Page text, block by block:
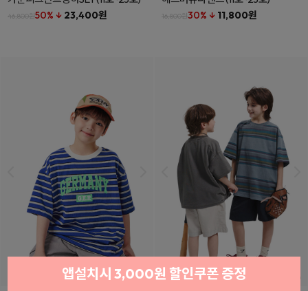
46,800원50% ↓ 23,400원 16,800원30% ↓ 11,800원
앱설치시 3,000원 할인쿠폰 증정